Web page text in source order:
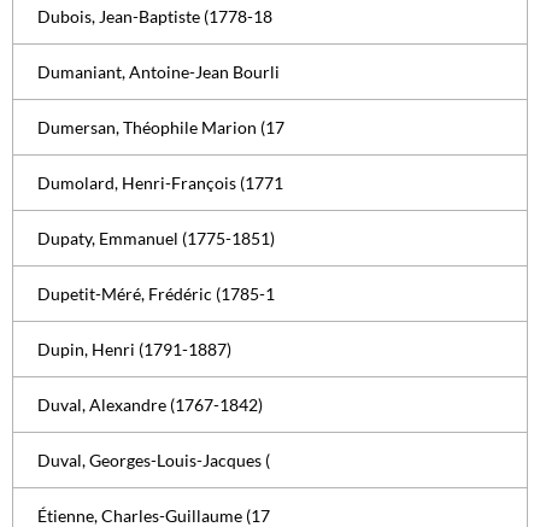
Dubois, Jean-Baptiste (1778-18
Dumaniant, Antoine-Jean Bourli
Dumersan, Théophile Marion (17
Dumolard, Henri-François (1771
Dupaty, Emmanuel (1775-1851)
Dupetit-Méré, Frédéric (1785-1
Dupin, Henri (1791-1887)
Duval, Alexandre (1767-1842)
Duval, Georges-Louis-Jacques (
Étienne, Charles-Guillaume (17